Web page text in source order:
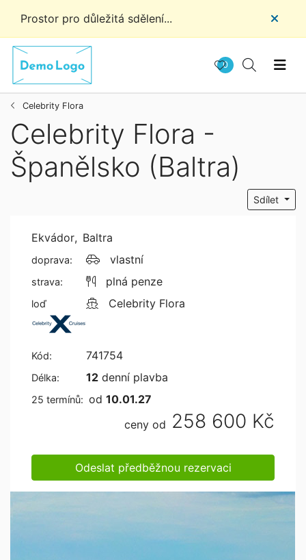
Prostor pro důležitá sdělení...
0
Celebrity Flora
Celebrity Flora -
Španělsko (Baltra)
Sdílet
Ekvádor, Baltra
doprava: vlastní
strava: plná penze
loď Celebrity Flora
Kód: 741754
Délka: 12 denní plavba
25 termínů: od 10.01.27
ceny od 258 600 Kč
Odeslat předběžnou rezervaci